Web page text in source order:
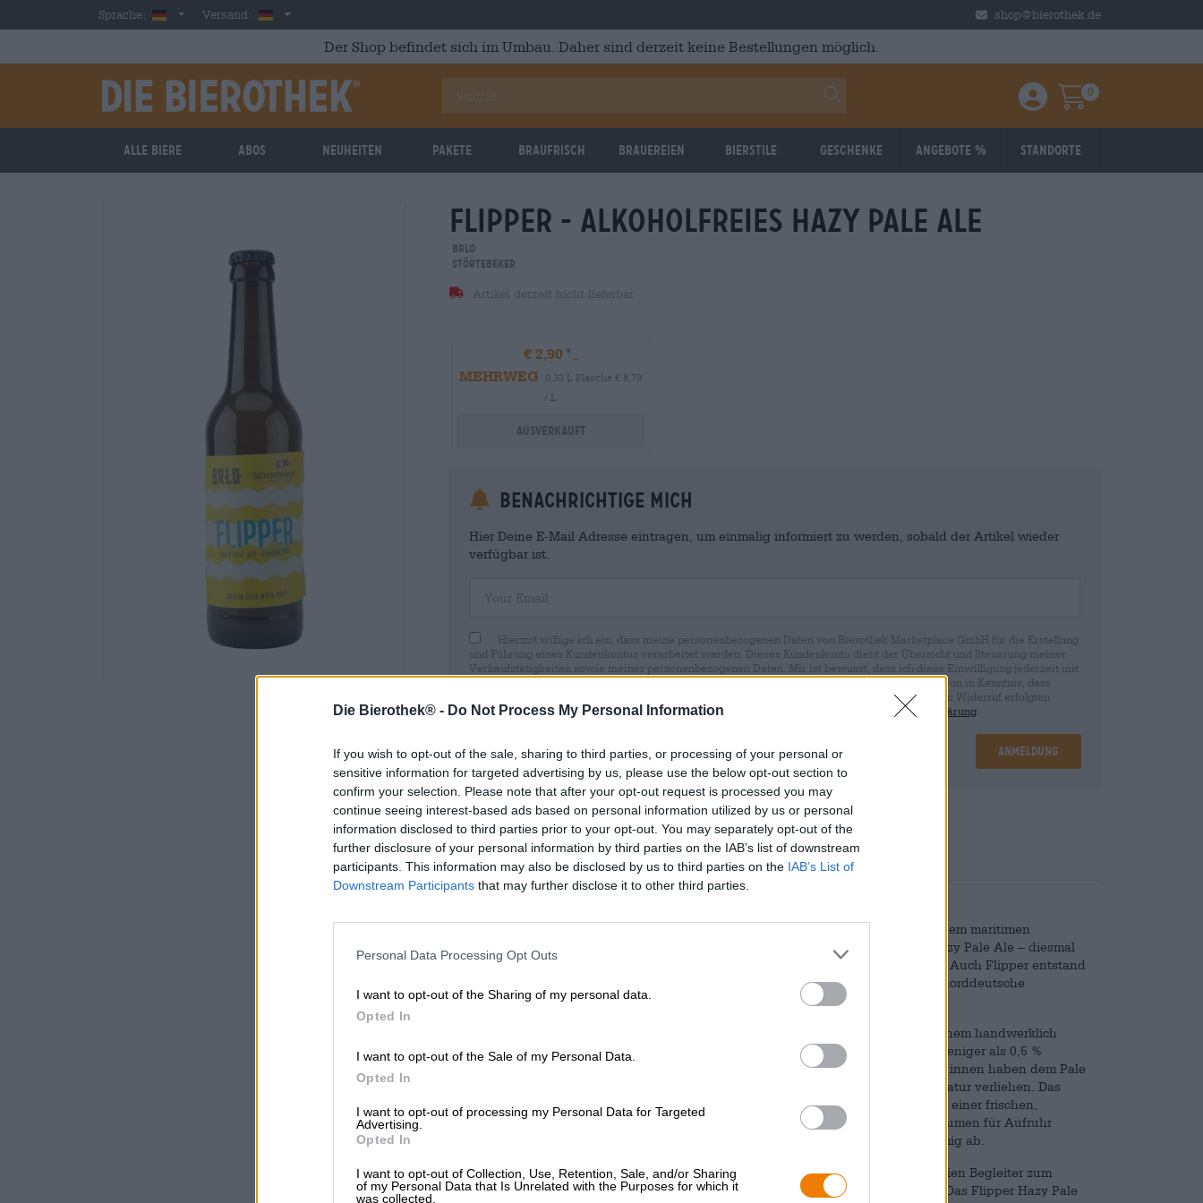
Die Bierothek® - Do Not Process My Personal Information
If you wish to opt-out of the sale, sharing to third parties, or processing of your personal or
sensitive information for targeted advertising by us, please use the below opt-out section to
confirm your selection. Please note that after your opt-out request is processed you may
continue seeing interest-based ads based on personal information utilized by us or personal
information disclosed to third parties prior to your opt-out. You may separately opt-out of the
further disclosure of your personal information by third parties on the IAB’s list of downstream
participants. This information may also be disclosed by us to third parties on the IAB’s List of
Downstream Participants that may further disclose it to other third parties.
Personal Data Processing Opt Outs
I want to opt-out of the Sharing of my personal data.
Opted In
I want to opt-out of the Sale of my Personal Data.
Opted In
I want to opt-out of processing my Personal Data for Targeted
Advertising.
Opted In
I want to opt-out of Collection, Use, Retention, Sale, and/or Sharing
of my Personal Data that Is Unrelated with the Purposes for which it
was collected.
Skip to main contentSprache: GermanVersand: Deutschland shop@bierothek.de
Der Shop befindet sich im Umbau. Daher sind derzeit keine Bestellungen möglich.
Einloggen / Anmelden
Warenkorb
0
Alle Biere Abos Neuheiten Pakete Braufrisch Brauereien Bierstile Geschenke Angebote % Standorte
flipper - alkoholfreies hazy pale ale
BRLO
Störtebeker
Artikel derzeit nicht lieferbar
€ 2,90
MEHRWEG
0,33 L Flasche € 8,79
/ L
Ausverkauft
Benachrichtige mich
Hier Deine E-Mail Adresse eintragen, um einmalig informiert zu werden, sobald der Artikel wieder
verfügbar ist.
Hiermit willige ich ein, dass meine personenbezogenen Daten von Bierothek Marketplace GmbH für die Erstellung
und Führung eines Kundenkontos verarbeitet werden. Dieses Kundenkonto dient der Übersicht und Steuerung meiner
Verkaufstätigkeiten sowie meiner personenbezogenen Daten. Mir ist bewusst, dass ich diese Einwilligung jederzeit mit
Wirkung für die Zukunft per E-Mail an shop@bierothek.de widerrufen kann. Wir setzen Sie davon in Kenntnis, dass
durch den Widerruf der Einwilligung die Rechtmäßigkeit der aufgrund der Einwilligung bis zum Widerruf erfolgten
Verarbeitung nicht berührt wird. Weitere Informationen finden Sie in unserer
Datenschutzerklärung
Anmeldung
* Preise inkl. gesetzlicher MwSt. zzgl.Versandkosten zzgl.Pfand€ 0,08
Beschreibung Infos Bewertungen (0)
Flipper ist das zweite Bier aus dem Hause BRLO, das sich seinen Namen von einem maritimen
Filmklassiker leiht. Auf Jaws, ein fruchtiges Hazy Pale Ale, folgt ein weiteres Hazy Pale Ale – diesmal
aber alkoholfrei – das ebenfalls für die Beer Week Berlin 2025 entwickelt wurde. Auch Flipper entstand
in Zusammenarbeit mit der Brauerei Störtebeker aus Stralsund und vereint ihre norddeutsche
Braukunst mit dem Flair der Hauptstadt.
Das Gemeinschaftswerk der beiden Brauereien liefert alles, was man sich von einem handwerklich
gebrauten Craftbier wünscht, und verzichtet dabei auf die Umdrehungen. Mit weniger als 0,5 %
Alkohol kann man Flipper durchaus als schlank bezeichnen, doch seine Macher:innen haben dem Pale
Ale mittels Gersten-, Weizen- und Hafermalz eine schöne Vollmundigkeit und Statur verliehen. Das
Getreide-Trio schenkt dem Sud außerdem eine weiche Basis. Der Hopfen folgt in einer frischen,
fruchtigen und zitrusbetonten Flutwelle, die sowohl in der Nase als auch am Gaumen für Aufruhr
sorgt. Verspielte 15 Bittereinheiten runden das entspannte Biervergnügen stimmig ab.
Wer schon tagsüber auf der Bierwelle surfen möchte oder nach einem alkoholfreien Begleiter zum
Mittagessen sucht, der sollte zu diesem überaus gelungenen Exemplar greifen. Das Flipper Hazy Pale